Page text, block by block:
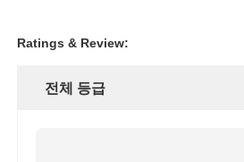
Ratings & Review:
전체 등급